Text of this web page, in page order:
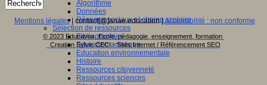
Algorithme
Données
Réseaux sociaux et champ scolaire
Sélection de ressources
Bibliographies
Education artistique
Education environnementale
Histoire
Ressources citoyenneté
Ressources sciences
Mentions légales| contact[@]anae.education |Accessibilité : non conforme
© 2023 Educavox, Ecole, pédagogie, enseignement, formation
Creation Sylvie CECI - Sites Internet / Référencement SEO